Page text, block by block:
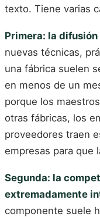
texto. Tiene varias
Primera: la
nuevas técnicas,
una fábrica suelen
en menos de un
porque los
otras fábricas, los
proveedores traen
empresas para que
Segunda: la
extremadamente
componente suele